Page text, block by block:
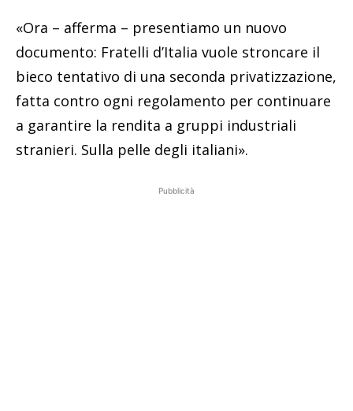
«Ora – afferma – presentiamo un nuovo
documento: Fratelli d’Italia vuole stroncare il
bieco tentativo di una seconda privatizzazione,
fatta contro ogni regolamento per continuare
a garantire la rendita a gruppi industriali
stranieri. Sulla pelle degli italiani».
Pubblicità